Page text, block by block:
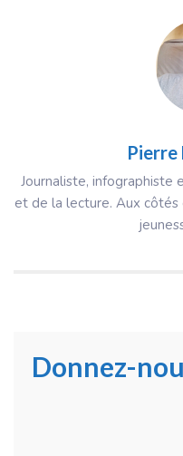
Pierre
Journaliste, infographiste
et de la lecture. Aux côtés
Donnez-